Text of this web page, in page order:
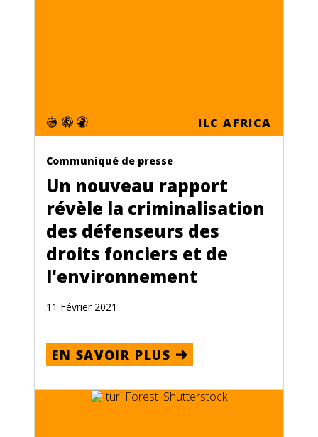
ILC AFRICA
Communiqué de presse
Un nouveau rapport
révèle la criminalisation
des défenseurs des
droits fonciers et de
l'environnement
11 Février 2021
EN SAVOIR PLUS